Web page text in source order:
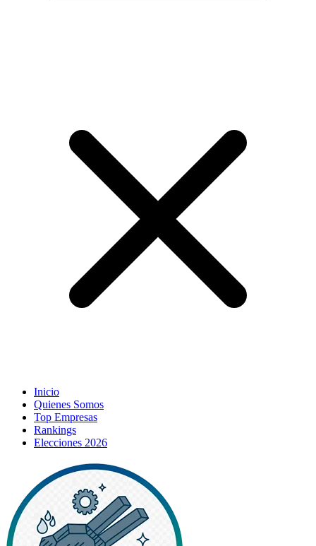
Inicio
Quienes Somos
Top Empresas
Rankings
Elecciones 2026